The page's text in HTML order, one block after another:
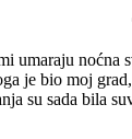
noćna
je bio moj
su sada bila